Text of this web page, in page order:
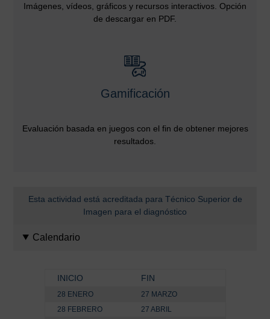
Imágenes, vídeos, gráficos y recursos interactivos. Opción
de descargar en PDF.
Gamificación
Evaluación basada en juegos con el fin de obtener mejores
resultados.
Esta actividad está acreditada para Técnico Superior de
Imagen para el diagnóstico
Calendario
INICIO FIN
28 ENERO
27 MARZO
28 FEBRERO
27 ABRIL